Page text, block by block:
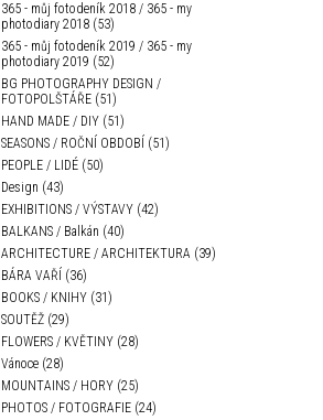
365 - můj fotodeník 2018 / 365 - my
photodiary 2018 (53)
365 - můj fotodeník 2019 / 365 - my
photodiary 2019 (52)
BG PHOTOGRAPHY DESIGN /
FOTOPOLŠTÁŘE (51)
HAND MADE / DIY (51)
SEASONS / ROČNÍ OBDOBÍ (51)
PEOPLE / LIDÉ (50)
Design (43)
EXHIBITIONS / VÝSTAVY (42)
BALKANS / Balkán (40)
ARCHITECTURE / ARCHITEKTURA (39)
BÁRA VAŘÍ (36)
BOOKS / KNIHY (31)
SOUTĚŽ (29)
FLOWERS / KVĚTINY (28)
Vánoce (28)
MOUNTAINS / HORY (25)
PHOTOS / FOTOGRAFIE (24)